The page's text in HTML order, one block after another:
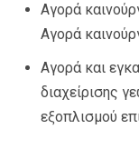
Αγορά
Αγορά
Αγορά και
διαχείρισης
εξοπλισµού